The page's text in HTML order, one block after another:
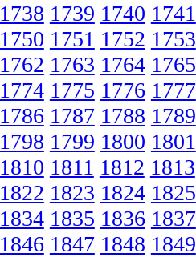
1738 1739 1740 1741
1750 1751 1752 1753
1762 1763 1764 1765
1774 1775 1776 1777
1786 1787 1788 1789
1798 1799 1800 1801
1810 1811 1812 1813
1822 1823 1824 1825
1834 1835 1836 1837
1846 1847 1848 1849